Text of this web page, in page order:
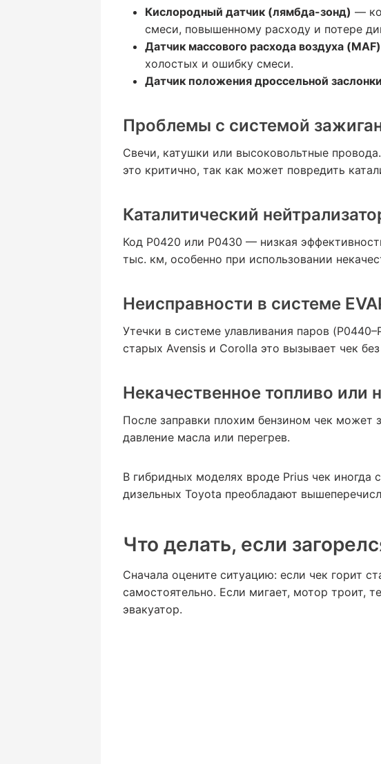
Кислородный датчик (лямбда-зонд) —
смеси, повышенному расходу и потере
Датчик массового расхода воздуха (MAF)
холостых и ошибку смеси.
Датчик положения дроссельной заслонки
Проблемы с системой
Свечи, катушки или высоковольтные
это критично, так как может повредить
Каталитический
Код P0420 или P0430 — низкая
тыс. км, особенно при использовании
Неисправности в системе
Утечки в системе улавливания паров
старых Avensis и Corolla это вызывает чек
Некачественное топливо или
После заправки плохим бензином чек
давление масла или перегрев.
В гибридных моделях вроде Prius чек иногда
дизельных Toyota преобладают
Что делать, если
Сначала оцените ситуацию: если чек горит
самостоятельно. Если мигает, мотор троит,
эвакуатор.